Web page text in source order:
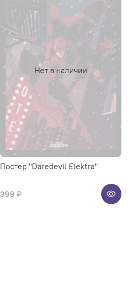
Нет в наличии
Постер "Daredevil Elektra"
399 ₽